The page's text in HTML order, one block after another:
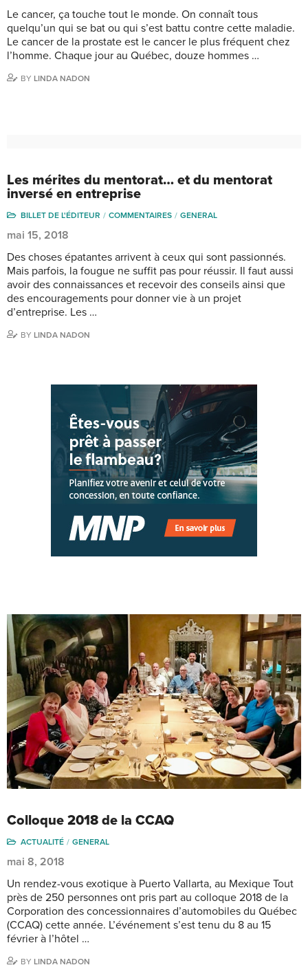
Le cancer, ça touche tout le monde. On connaît tous
quelqu’un qui se bat ou qui s’est battu contre cette maladie.
Le cancer de la prostate est le cancer le plus fréquent chez
l’homme. Chaque jour au Québec, douze hommes …
BY LINDA NADON
Les mérites du mentorat… et du mentorat
inversé en entreprise
BILLET DE L'ÉDITEUR COMMENTAIRES GENERAL
mai 15, 2018
Des choses épatantes arrivent à ceux qui sont passionnés.
Mais parfois, la fougue ne suffit pas pour réussir. Il faut aussi
avoir des connaissances et recevoir des conseils ainsi que
des encouragements pour donner vie à un projet
d’entreprise. Les …
BY LINDA NADON
Colloque 2018 de la CCAQ
ACTUALITÉ GENERAL
mai 8, 2018
Un rendez-vous exotique à Puerto Vallarta, au Mexique Tout
près de 250 personnes ont pris part au colloque 2018 de la
Corporation des concessionnaires d’automobiles du Québec
(CCAQ) cette année. L’événement s’est tenu du 8 au 15
février à l’hôtel …
BY LINDA NADON